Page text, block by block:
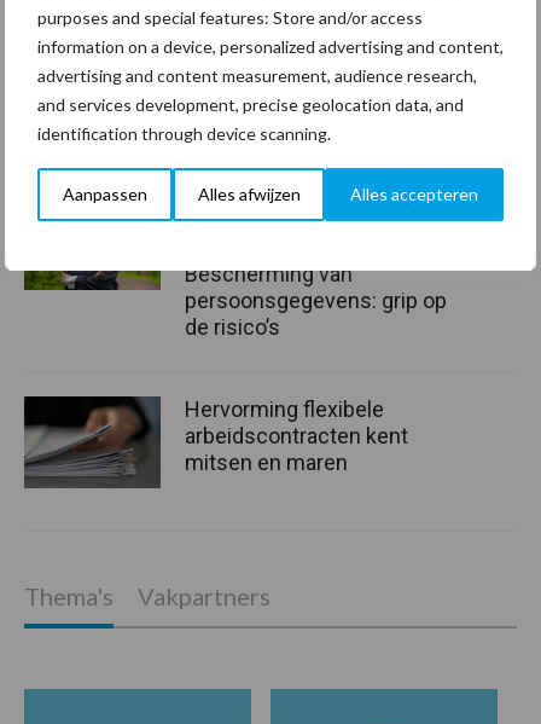
purposes and special features: Store and/or access
information on a device, personalized advertising and content,
advertising and content measurement, audience research,
and services development, precise geolocation data, and
identification through device scanning.
Aanpassen Alles afwijzen Alles accepteren
Van onze partner Innovi
Beetle veegrobot: jouw
slimme hulp op de
werkvloer
Bescherming van
persoonsgegevens: grip op
de risico’s
Hervorming flexibele
arbeidscontracten kent
mitsen en maren
Thema's Vakpartners